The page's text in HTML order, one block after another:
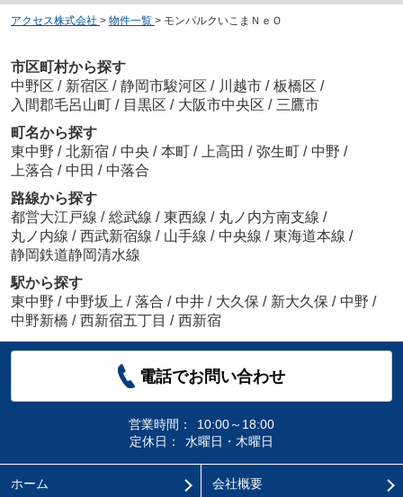
アクセス株式会社 > 物件一覧 > モンパルクいこまＮｅＯ
市区町村から探す
中野区 / 新宿区 / 静岡市駿河区 / 川越市 / 板橋区 /
入間郡毛呂山町 / 目黒区 / 大阪市中央区 / 三鷹市
町名から探す
東中野 / 北新宿 / 中央 / 本町 / 上高田 / 弥生町 / 中野 /
上落合 / 中田 / 中落合
路線から探す
都営大江戸線 / 総武線 / 東西線 / 丸ノ内方南支線 /
丸ノ内線 / 西武新宿線 / 山手線 / 中央線 / 東海道本線 /
静岡鉄道静岡清水線
駅から探す
東中野 / 中野坂上 / 落合 / 中井 / 大久保 / 新大久保 / 中野 /
中野新橋 / 西新宿五丁目 / 西新宿
電話でお問い合わせ
営業時間：
10:00～18:00
定休日：
水曜日・木曜日
ホーム 会社概要